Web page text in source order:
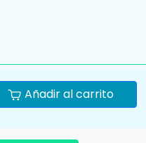
Añadir al carrito